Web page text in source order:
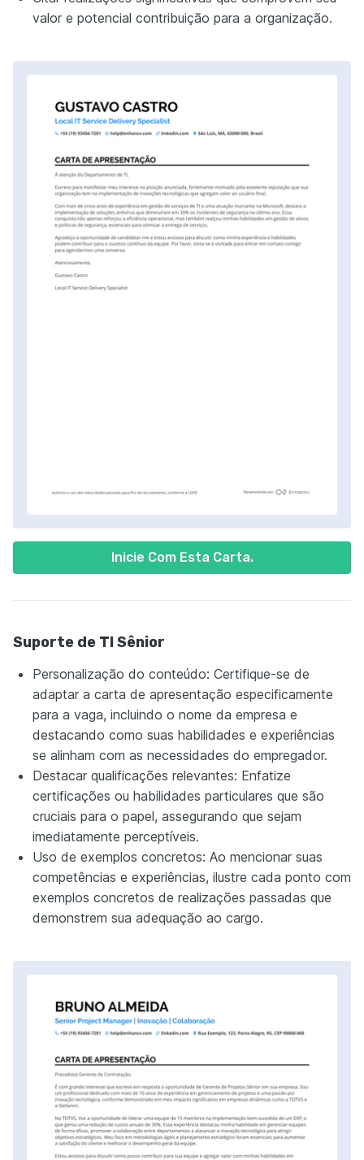
Inicie Com Esta Carta.
valor e potencial contribuição para a organização.
Suporte de TI Sênior
Personalização do conteúdo: Certifique-se de
adaptar a carta de apresentação especificamente
para a vaga, incluindo o nome da empresa e
destacando como suas habilidades e experiências
se alinham com as necessidades do empregador.
Destacar qualificações relevantes: Enfatize
certificações ou habilidades particulares que são
cruciais para o papel, assegurando que sejam
imediatamente perceptíveis.
Uso de exemplos concretos: Ao mencionar suas
competências e experiências, ilustre cada ponto com
exemplos concretos de realizações passadas que
demonstrem sua adequação ao cargo.